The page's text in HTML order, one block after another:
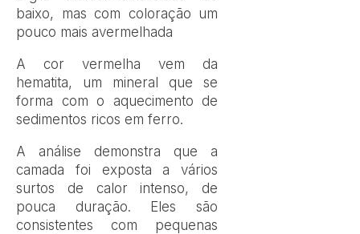
baixo, mas com coloração um
pouco mais avermelhada
A cor vermelha vem da
hematita, um mineral que se
forma com o aquecimento de
sedimentos ricos em ferro.
A análise demonstra que a
camada foi exposta a vários
surtos de calor intenso, de
pouca duração. Eles são
consistentes com pequenas